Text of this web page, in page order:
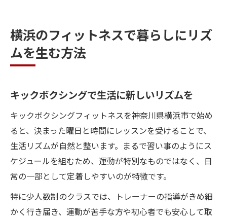
横浜のフィットネスで暮らしにリズ
ムを生む方法
キックボクシングで生活に新しいリズムを
キックボクシングフィットネスを神奈川県横浜市で始め
ると、決まった曜日と時間にレッスンを受けることで、
生活リズムが自然と整います。まるで習い事のようにス
ケジュールを組むため、運動が特別なものではなく、日
常の一部として定着しやすいのが特徴です。
特に少人数制のクラスでは、トレーナーの指導がきめ細
かく行き届き、運動が苦手な方や初心者でも安心して取